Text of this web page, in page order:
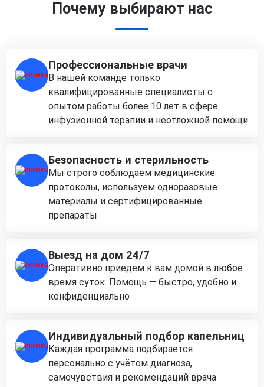
Почему выбирают нас
Профессиональные врачи
В нашей команде только
квалифицированные специалисты с
опытом работы более 10 лет в сфере
инфузионной терапии и неотложной помощи
Безопасность и стерильность
Мы строго соблюдаем медицинские
протоколы, используем одноразовые
материалы и сертифицированные
препараты
Выезд на дом 24/7
Оперативно приедем к вам домой в любое
время суток. Помощь — быстро, удобно и
конфиденциально
Индивидуальный подбор капельниц
Каждая программа подбирается
персонально с учётом диагноза,
самочувствия и рекомендаций врача